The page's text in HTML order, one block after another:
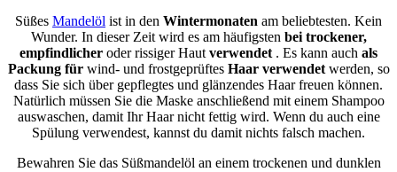
Süßes Mandelöl ist in den Wintermonaten am beliebtesten. Kein
Wunder. In dieser Zeit wird es am häufigsten bei trockener,
empfindlicher oder rissiger Haut verwendet . Es kann auch als
Packung fürwind- und frostgeprüftes Haar verwendetwerden, so
dass Sie sich über gepflegtes und glänzendes Haar freuen können.
Natürlich müssen Sie die Maske anschließend mit einem Shampoo
auswaschen, damit Ihr Haar nicht fettig wird. Wenn du auch eine
Spülung verwendest, kannst du damit nichts falsch machen.
Bewahren Sie das Süßmandelöl an einem trockenen und dunklen